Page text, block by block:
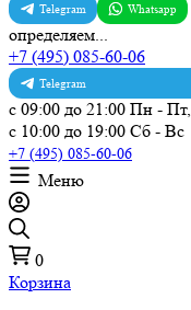
Telegram Whatsapp
определяем...
+7 (495) 085-60-06
Telegram
с 09:00 до 21:00 Пн - Пт,
с 10:00 до 19:00 Сб - Вс
+7 (495) 085-60-06
Меню
0
Корзина